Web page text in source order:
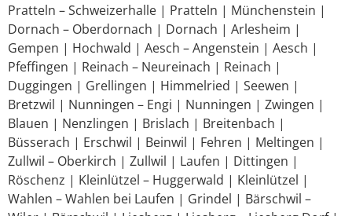
Pratteln – Schweizerhalle | Pratteln | Münchenstein |
Dornach – Oberdornach | Dornach | Arlesheim |
Gempen | Hochwald | Aesch – Angenstein | Aesch |
Pfeffingen | Reinach – Neureinach | Reinach |
Duggingen | Grellingen | Himmelried | Seewen |
Bretzwil | Nunningen – Engi | Nunningen | Zwingen |
Blauen | Nenzlingen | Brislach | Breitenbach |
Büsserach | Erschwil | Beinwil | Fehren | Meltingen |
Zullwil – Oberkirch | Zullwil | Laufen | Dittingen |
Röschenz | Kleinlützel – Huggerwald | Kleinlützel |
Wahlen – Wahlen bei Laufen | Grindel | Bärschwil –